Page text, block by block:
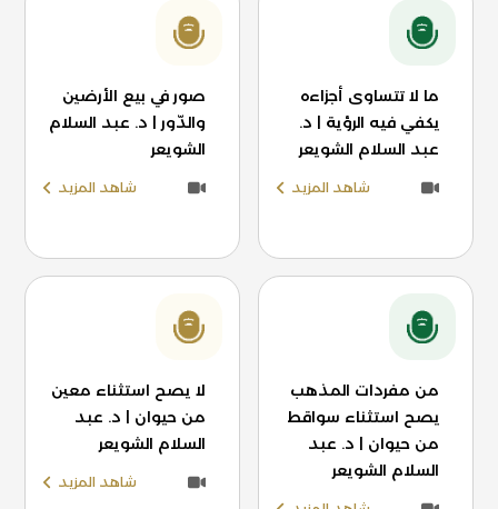
ما لا تتساوى أجزاءه
يكفي فيه الرؤية | د.
عبد السلام الشويعر
شاهد المزيد
صور في بيع الأرضين
والدّور | د. عبد السلام
الشويعر
شاهد المزيد
من مفردات المذهب
يصح استثناء سواقط
من حيوان | د. عبد
السلام الشويعر
لا يصح استثناء معين
من حيوان | د. عبد
السلام الشويعر
شاهد المزيد